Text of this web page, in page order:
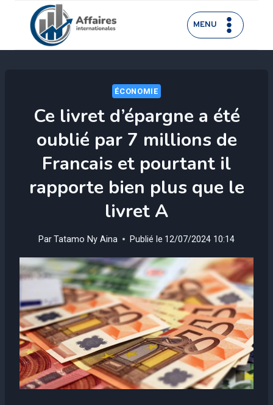
contenu
MENU
ÉCONOMIE
Ce livret d’épargne a été
oublié par 7 millions de
Francais et pourtant il
rapporte bien plus que le
livret A
ParTatamo Ny Aina Publié le 12/07/2024 10:14